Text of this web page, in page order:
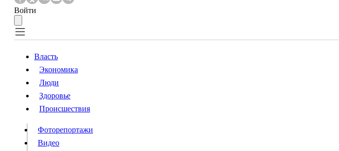
Войти
Власть
Происшествия
Видео
Конкурсы
Власть
Экономика
Люди
Здоровье
Происшествия
Фоторепортажи
Видео